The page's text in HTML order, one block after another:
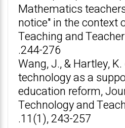
Mathematics
notice" in the context
Teaching and
244-276.
Wang, J., & Hartley,
technology as a
education reform,
Technology and
11(1), 243-257.